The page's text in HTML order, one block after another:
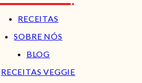
RECEITAS
SOBRE NÓS
BLOG
RECEITAS VEGGIE